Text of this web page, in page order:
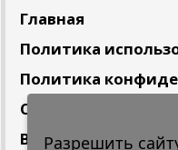
Главная
Политика
Политика
Сотрудничество
Вакансии
Разрешить